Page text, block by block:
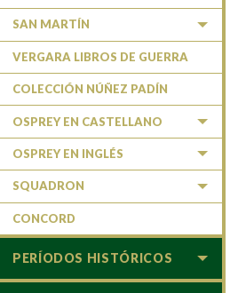
SAN MARTÍN
VERGARA LIBROS DE GUERRA
COLECCIÓN NÚÑEZ PADÍN
OSPREY EN CASTELLANO
OSPREY EN INGLÉS
SQUADRON
CONCORD
PERÍODOS HISTÓRICOS